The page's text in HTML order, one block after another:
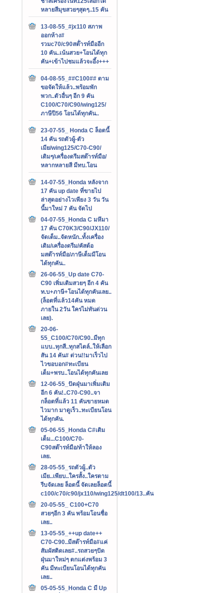
หลายสีมุขสวยๆสุดๆ..15 คัน
13-08-55_#jx110 สภาพ
ออกห้าง#
รวมc70/c90สต๊่ารท์มืออีก
10 คัน..เน้นสวย+โอนได้ทุก
คัน+เข้าไปชมแล้วจะอึ้ง+++
04-08-55_##C100## ตาม
ขอจัดให้แล้ว..พร้อมพัก
พวก..ตัวอื่นๆ อีก 9 คัน
C100/C70/C90/wing125/
ภาษีปี56 โอนได้ทุกคัน..
23-07-55_ Honda C ล็อตนี้
14 คัน รถตัวผู้-ตัว
เมีย/wing125/C70-C90/
เดิมๆ/เครื่องดรีมสต๊ารท์มือ/
หลากหลายสี มีทบ.โอน
14-07-55_Honda หลังจาก
17 คัน up date ที่ขายไป
ล่าสุดอย่างไวเพียง 3 วัน วัน
นี้มาใหม่ 7 คัน จัดไป
04-07-55_Honda C มหึมา
17 คัน C70K3/C90/JX110/
จัดเต็ม..จัดหนัก..ทั้งเครื่อง
เดิม/เครื่องดรีม/คัสต้อ
มสต๊ารท์มือ/ภาษีเต็มมีโอน
ได้ทุกคัน..
26-06-55_Up date C70-
C90 เพิ่มเติมสวยๆ อีก 4 คัน
ท.บ+ภาษี+โอนได้ทุกคันเลย..
(ล็อตที่แล้ว14คัน หมด
ภายใน 2วัน ใครไม่ทันด่วน
เลย).
20-06-
55_C100/C70/C90..มีทุก
แบบ..ทุกสี..ทุกสไตล์..ให้เลือก
สัน 14 คัน# ด่วน!!มาเร็วไป
ไวขอบอก#ทะเบียน
เต็ม+พรบ..โอนได้ทุกคันเลย
12-06-55_ปัดฝุ่นมาเพิ่มเติม
อีก 6 คัน!..C70-C90..จา
กล็อตที่แล้ว 11 คันขายหมด
ไวมาก มาดูเร็ว..ทะเบียนโอน
ได้ทุกคัน.
05-06-55_Honda C#เติม
เต็ม...C100/C70-
C90สต๊ารท์มือ/ท้าให้ลอง
เลย.
28-05-55_รถตัวผู้..ตัว
เมีย..เพียบ..ใครสั้ง..ใครตาม
รีบจัดเลย ล็อตนี้ จัดเลยล็อตนี้
c100/c70/c90/jx110/wing125/dt100/13..คัน
20-05-55_ C100+C70
สวยๆอีก 3 คัน พร้อมโอนชื่อ
เลย..
13-05-55_++up date++
C70-C90..มีสต๊ารท์มือ#แค่
สัมผัสติดเลย#..รถสวยๆปัด
ฝุ่นมาใหม่ๆ ตกแต่งพร้อม 3
คัน มีทะเบียนโอนได้ทุกคัน
เลย..
05-05-55_Honda C มี Up